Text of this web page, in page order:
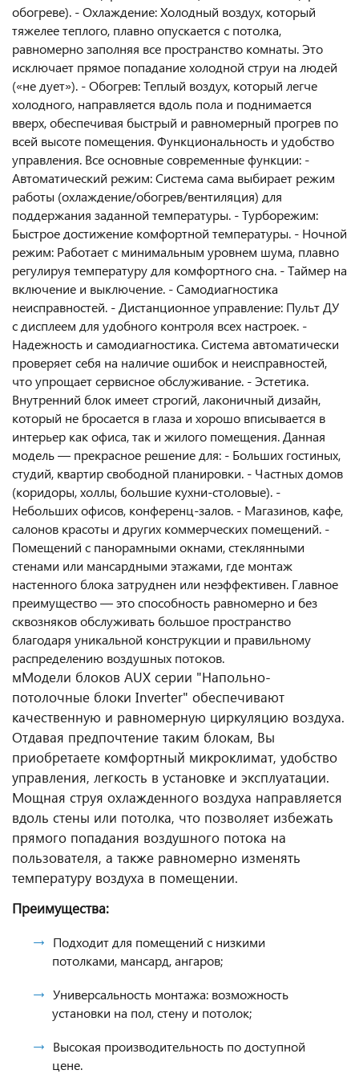
обогреве). - Охлаждение: Холодный воздух, который
тяжелее теплого, плавно опускается с потолка,
равномерно заполняя все пространство комнаты. Это
исключает прямое попадание холодной струи на людей
(«не дует»). - Обогрев: Теплый воздух, который легче
холодного, направляется вдоль пола и поднимается
вверх, обеспечивая быстрый и равномерный прогрев по
всей высоте помещения. Функциональность и удобство
управления. Все основные современные функции: -
Автоматический режим: Система сама выбирает режим
работы (охлаждение/обогрев/вентиляция) для
поддержания заданной температуры. - Турборежим:
Быстрое достижение комфортной температуры. - Ночной
режим: Работает с минимальным уровнем шума, плавно
регулируя температуру для комфортного сна. - Таймер на
включение и выключение. - Самодиагностика
неисправностей. - Дистанционное управление: Пульт ДУ
с дисплеем для удобного контроля всех настроек. -
Надежность и самодиагностика. Система автоматически
проверяет себя на наличие ошибок и неисправностей,
что упрощает сервисное обслуживание. - Эстетика.
Внутренний блок имеет строгий, лаконичный дизайн,
который не бросается в глаза и хорошо вписывается в
интерьер как офиса, так и жилого помещения. Данная
модель — прекрасное решение для: - Больших гостиных,
студий, квартир свободной планировки. - Частных домов
(коридоры, холлы, большие кухни-столовые). -
Небольших офисов, конференц-залов. - Магазинов, кафе,
салонов красоты и других коммерческих помещений. -
Помещений с панорамными окнами, стеклянными
стенами или мансардными этажами, где монтаж
настенного блока затруднен или неэффективен. Главное
преимущество — это способность равномерно и без
сквозняков обслуживать большое пространство
благодаря уникальной конструкции и правильному
распределению воздушных потоков.
мМодели блоков AUX серии "Напольно-
потолочные блоки Inverter" обеспечивают
качественную и равномерную циркуляцию воздуха.
Отдавая предпочтение таким блокам, Вы
приобретаете комфортный микроклимат, удобство
управления, легкость в установке и эксплуатации.
Мощная струя охлажденного воздуха направляется
вдоль стены или потолка, что позволяет избежать
прямого попадания воздушного потока на
пользователя, а также равномерно изменять
температуру воздуха в помещении.
Преимущества:
Подходит для помещений с низкими
потолками, мансард, ангаров;
Универсальность монтажа: возможность
установки на пол, стену и потолок;
Высокая производительность по доступной
цене.